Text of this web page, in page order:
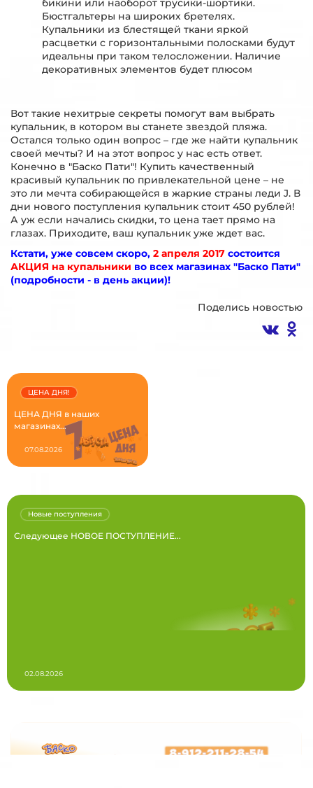
Бюстгальтеры на широких бретелях.
Купальники из блестящей ткани яркой
расцветки с горизонтальными полосками будут
идеальны при таком телосложении. Наличие
декоративных элементов будет плюсом
Вот такие нехитрые секреты помогут вам выбрать
купальник, в котором вы станете звездой пляжа.
Остался только один вопрос – где же найти купальник
своей мечты? И на этот вопрос у нас есть ответ.
Конечно в "Баско Пати"! Купить качественный
красивый купальник по привлекательной цене – не
это ли мечта собирающейся в жаркие страны леди J. В
дни нового поступления купальник стоит 450 рублей!
А уж если начались скидки, то цена тает прямо на
глазах. Приходите, ваш купальник уже ждет вас.
Кстати, уже совсем скоро, 2 апреля 2017 состоится
АКЦИЯ на купальники во всех магазинах "Баско Пати"
(подробности - в день акции)!
Поделись новостью
ЦЕНА ДНЯ в наших
магазинах...
ЦЕНА ДНЯ!
07.08.2026
Следующее НОВОЕ ПОСТУПЛЕНИЕ...
Новые поступления
02.08.2026